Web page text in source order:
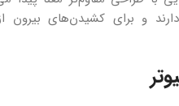
و برای کشیدن‌های بیرون